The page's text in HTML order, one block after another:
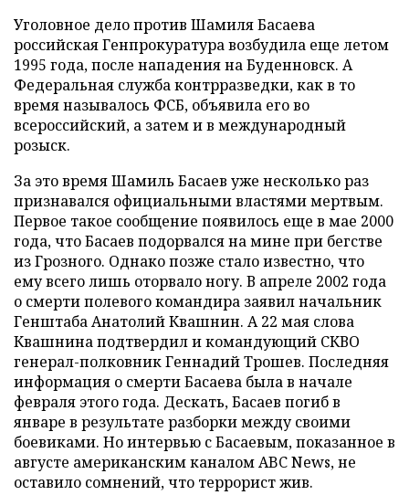
Уголовное дело против Шамиля Басаева
российская Генпрокуратура возбудила еще летом
1995 года, после нападения на Буденновск. А
Федеральная служба контрразведки, как в то
время называлось ФСБ, объявила его во
всероссийский, а затем и в международный
розыск.
За это время Шамиль Басаев уже несколько раз
признавался официальными властями мертвым.
Первое такое сообщение появилось еще в мае 2000
года, что Басаев подорвался на мине при бегстве
из Грозного. Однако позже стало известно, что
ему всего лишь оторвало ногу. В апреле 2002 года
о смерти полевого командира заявил начальник
Генштаба Анатолий Квашнин. А 22 мая слова
Квашнина подтвердил и командующий СКВО
генерал-полковник Геннадий Трошев. Последняя
информация о смерти Басаева была в начале
февраля этого года. Дескать, Басаев погиб в
январе в результате разборки между своими
боевиками. Но интервью с Басаевым, показанное в
августе американским каналом ABC News, не
оставило сомнений, что террорист жив.